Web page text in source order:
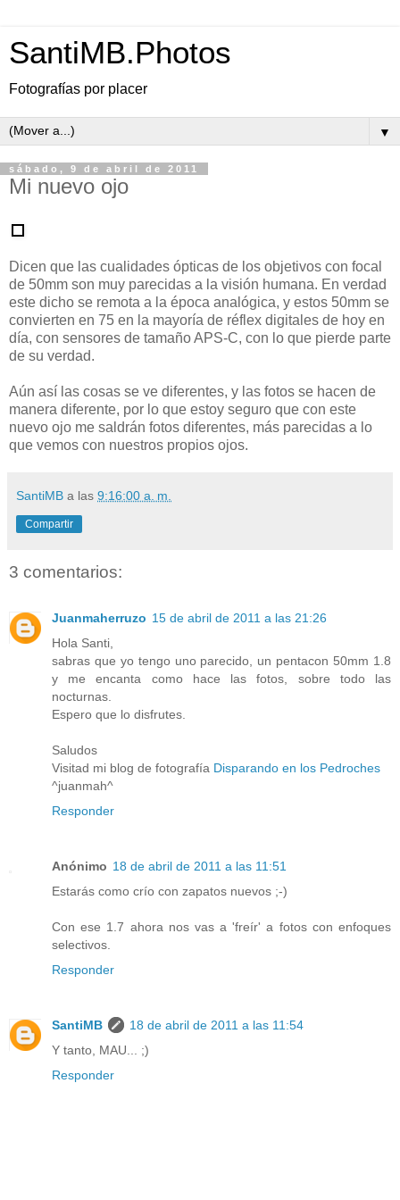
SantiMB.Photos
Fotografías por placer
▼
sábado, 9 de abril de 2011
Mi nuevo ojo
Dicen que las cualidades ópticas de los objetivos con focal
de 50mm son muy parecidas a la visión humana. En verdad
este dicho se remota a la época analógica, y estos 50mm se
convierten en 75 en la mayoría de réflex digitales de hoy en
día, con sensores de tamaño APS-C, con lo que pierde parte
de su verdad.
Aún así las cosas se ve diferentes, y las fotos se hacen de
manera diferente, por lo que estoy seguro que con este
nuevo ojo me saldrán fotos diferentes, más parecidas a lo
que vemos con nuestros propios ojos.
SantiMB a las 9:16:00 a. m.
Compartir
3 comentarios:
Juanmaherruzo 15 de abril de 2011 a las 21:26
Hola Santi,
sabras que yo tengo uno parecido, un pentacon 50mm 1.8
y me encanta como hace las fotos, sobre todo las
nocturnas.
Espero que lo disfrutes.
Saludos
Visitad mi blog de fotografía Disparando en los Pedroches
^juanmah^
Responder
Anónimo 18 de abril de 2011 a las 11:51
Estarás como crío con zapatos nuevos ;-)
Con ese 1.7 ahora nos vas a 'freír' a fotos con enfoques
selectivos.
Responder
SantiMB
18 de abril de 2011 a las 11:54
Y tanto, MAU... ;)
Responder